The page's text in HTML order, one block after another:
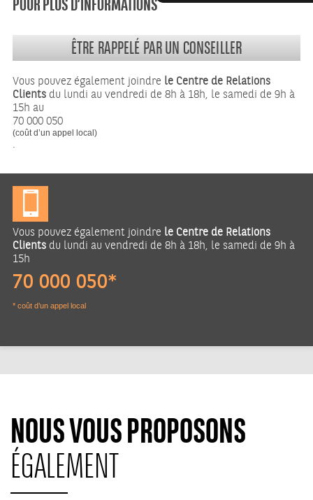
ÊTRE RAPPELÉ PAR UN CONSEILLER
Vous pouvez également joindre le Centre de Relations
Clients du lundi au vendredi de 8h à 18h, le samedi de 9h à
15h au
70 000 050
(coût d’un appel local)
.
Vous pouvez également joindre le Centre de Relations
Clients du lundi au vendredi de 8h à 18h, le samedi de 9h à
15h
70 000 050*
* coût d’un appel local
NOUS VOUS PROPOSONS
ÉGALEMENT